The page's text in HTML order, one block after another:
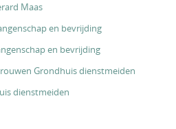
Maas
en bevrijding
en bevrijding
Grondhuis dienstmeiden
dienstmeiden